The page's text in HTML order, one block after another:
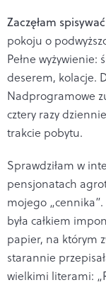
Zaczęłam
pokoju o
Pełne
deserem, kolacje.
Nadprogramowe
cztery razy
trakcie pobytu.
Sprawdziłam w
pensjonatach
mojego
była całkiem
papier, na którym
starannie
wielkimi literami: